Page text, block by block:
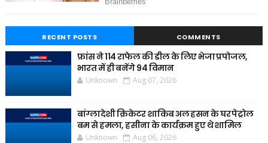
RECENT POSTS COMMENTS
फ्रांस ने 114 राफेल की डील के लिए भेजा प्रपोजल,
भारत में ही बनेंगे 94 विमान
Unknown Aug 07, 2026
बांग्लादेशी क्रिकेटर शाकिब अल हसन के घर पेट्रोल
बम से हमला, हसीना के कार्यक्रम हुए थे शामिल
Unknown Aug 06, 2026